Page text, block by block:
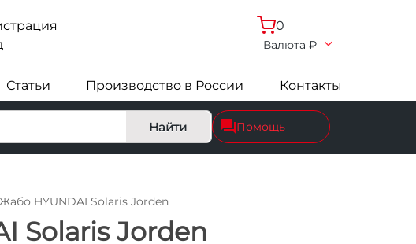
0
Валюта ₽
Статьи Производство в России Контакты
Найти Помощь
HYUNDAI Solaris Jorden
Solaris Jorden